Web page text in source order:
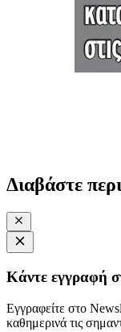
Διαβάστε
Κάντε εγγραφή
Εγγραφείτε στο
καθημερινά τις